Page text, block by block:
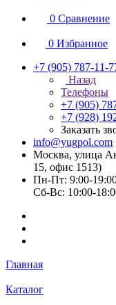
0 Сравнение
0 Избранное
+7 (905) 787-11-
Назад
Телефоны
+7 (905)
+7 (928)
Заказать
info@yugpol.com
Москва, улица
15, офис 1513)
Пн-Пт: 9:00-
Cб-Вс: 10:00-
Главная
Каталог